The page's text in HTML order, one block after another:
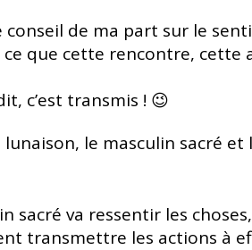
conseil de ma part sur le
que cette rencontre, cette
c’est transmis ! 😉
lunaison, le masculin sacré
sacré va ressentir les choses,
transmettre les actions à